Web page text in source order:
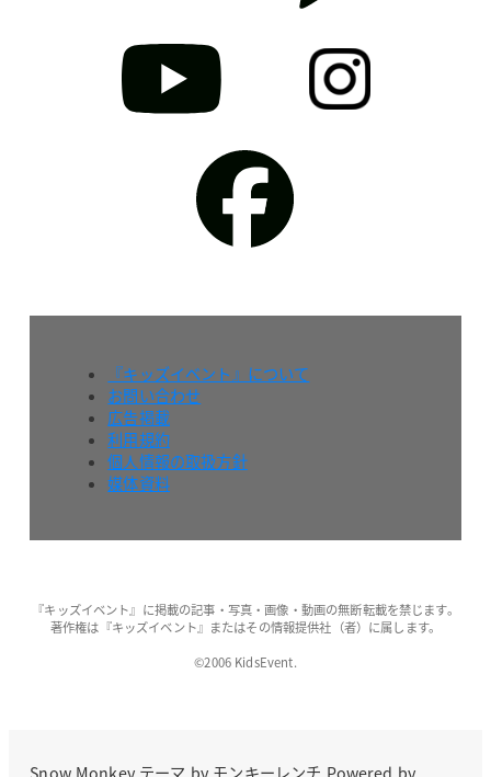
『キッズイベント』について
お問い合わせ
広告掲載
利用規約
個人情報の取扱方針
媒体資料
『キッズイベント』に掲載の記事・写真・画像・動画の無断転載を禁じます。
著作権は『キッズイベント』またはその情報提供社（者）に属します。
©2006 KidsEvent.
Snow Monkeyテーマ by モンキーレンチ Powered by